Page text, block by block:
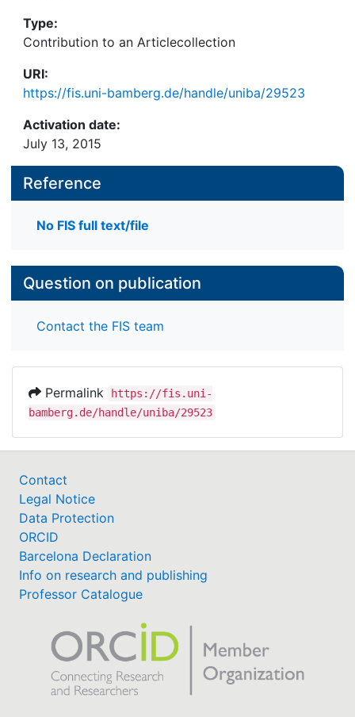
Type:
Contribution to an Articlecollection
URI:
https://fis.uni-bamberg.de/handle/uniba/29523
Activation date:
July 13, 2015
Reference
No FIS full text/file
Question on publication
Contact the FIS team
Permalink
https://fis.uni-
bamberg.de/handle/uniba/29523
Contact
Legal Notice
Data Protection
ORCID
Barcelona Declaration
Info on research and publishing
Professor Catalogue